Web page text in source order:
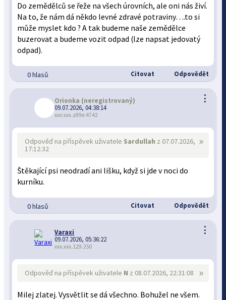
Do zemědělců se řeže na všech úrovních, ale oni nás živí.
Na to, že nám dá někdo levné zdravé potraviny….to si
může myslet kdo ? A tak budeme naše zemědělce
buzerovat a budeme vozit odpad (lze napsat jedovatý
odpad).
0 hlasů Citovat Odpovědět
⋮
Orionka (neregistrovaný)
09.07.2026, 04:38:14
xxx:xxx.a99e:4742
»
Odpověď na příspěvek uživatele Sardullah z 07.07.2026,
17:12:32
Štěkající psi neodradí ani lišku, když si jde v noci do
kurníku.
0 hlasů Citovat Odpovědět
⋮
Varaxi
09.07.2026, 05:36:22
xxx.xxx.129.250
»
Odpověď na příspěvek uživatele N z 08.07.2026, 22:31:08
Milej zlatej. Vysvětlit se dá všechno. Bohužel ne všem.